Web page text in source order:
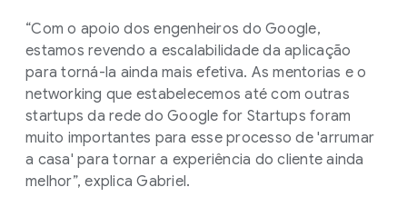
“Com o apoio dos engenheiros do Google,
estamos revendo a escalabilidade da aplicação
para torná-la ainda mais efetiva. As mentorias e o
networking que estabelecemos até com outras
startups da rede do Google for Startups foram
muito importantes para esse processo de 'arrumar
a casa' para tornar a experiência do cliente ainda
melhor”, explica Gabriel.